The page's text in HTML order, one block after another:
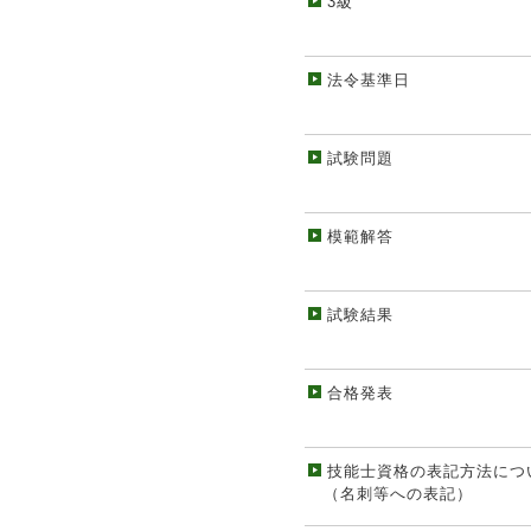
法令基準日
試験問題
模範解答
試験結果
合格発表
技能士資格の表記方法につ
（名刺等への表記）